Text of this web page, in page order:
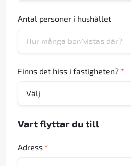
Antal personer i hushållet
Finns det hiss i fastigheten? *
Vart flyttar du till
Adress *